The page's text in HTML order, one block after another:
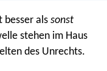
besser als sonst
stehen im Haus
des Unrechts.